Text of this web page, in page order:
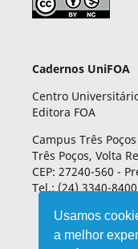
Usamos
a melhor
Cadernos UniFOA
Centro
Editora FOA
Campus Três
Três Poços, Volta
CEP: 27240-560 -
Tel.: (24) 3340-